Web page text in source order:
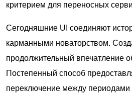
критерием для переносных
Сегодняшние UI соединяют
карманными новаторством.
продолжительный впечатление
Постепенный способ
переключение между периодами